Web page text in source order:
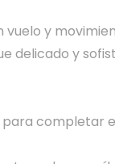
vuelo y
delicado y
completar